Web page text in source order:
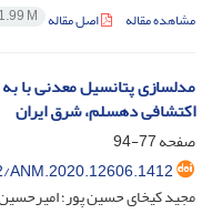
مشاهده مقاله اصل مقاله 1.99 M
مدلسازی پتانسیل معدنی با
اکتشافی دهسلم، شرق ایران
صفحه77-94
ANM.2020.12606.1412
مجید کیخای حسین پور؛